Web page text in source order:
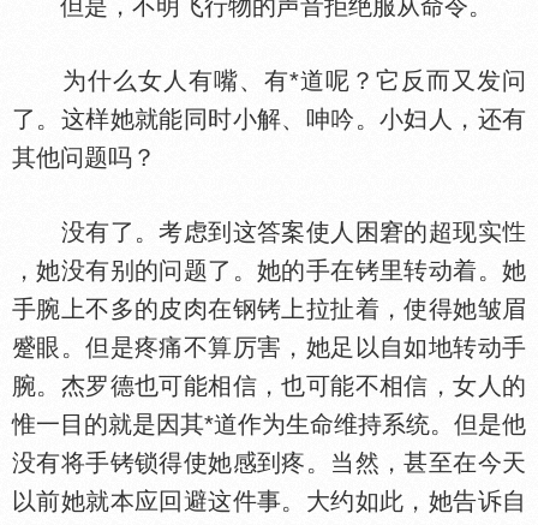
但是，不明飞行物的声音拒绝服从命令。
为什么女人有嘴、有*道呢？它反而又发问
了。这样她就能同时小解、呻吟。小妇人，还有
其他问题吗？
没有了。考虑到这答案使人困窘的超现实
，她没有别的问题了。她的手在铐里转动着。她
手腕上不多的皮肉在钢铐上拉扯着，使得她皱眉
蹙眼。但是疼痛不算厉害，她足以自如地转动手
腕。杰罗德也可能相信，也可能不相信，女人的
惟一目的就是因其*道作为生命维持系统。但是他
没有将手铐锁得使她感到疼。当然，甚至在今天
以前她就本应回避这件事。大约如此，她告诉自